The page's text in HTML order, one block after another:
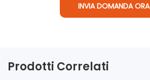
INVIA DOMANDA ORA
Prodotti Correlati